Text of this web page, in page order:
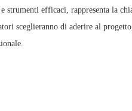
strumenti efficaci, rappresenta la
sceglieranno di aderire al